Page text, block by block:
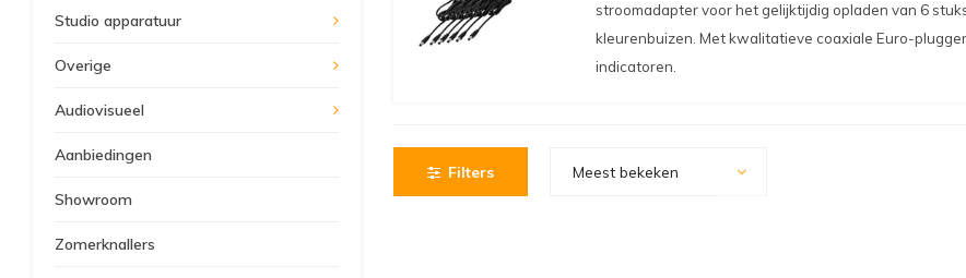
Studio apparatuur
Overige
Audiovisueel
Aanbiedingen
Showroom
Zomerknallers
stroomadapter voor het gelijktijdig opladen van 6
kleurenbuizen. Met kwalitatieve coaxiale Euro-
indicatoren.
Filters Meest bekeken